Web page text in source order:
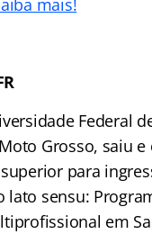
mais!
Federal
Grosso, saiu e
para
lato sensu:
em